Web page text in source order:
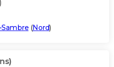
)
Sambre (Nord)